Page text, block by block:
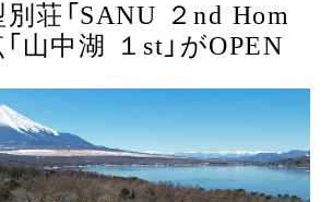
荘「SANU ２nd Hom
山中湖 １st」がOPEN